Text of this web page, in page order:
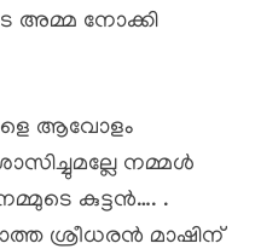
അമ്മ നോക്കി
ആവോളം
നമ്മൾ
കുട്ടൻ…. .
ശ്രീധരൻ മാഷിന്